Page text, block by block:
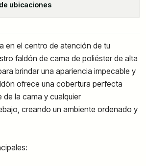
ubicaciones
en el centro de atención de tu
faldón de cama de poliéster de alta
brindar una apariencia impecable y
ofrece una cobertura perfecta
de la cama y cualquier
creando un ambiente ordenado y